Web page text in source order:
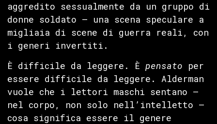
aggredito sessualmente da un gruppo di
donne soldato — una scena speculare a
migliaia di scene di guerra reali, con
i generi invertiti.
È difficile da leggere. È pensato per
essere difficile da leggere. Alderman
vuole che i lettori maschi sentano —
nel corpo, non solo nell’intelletto —
cosa significa essere il genere